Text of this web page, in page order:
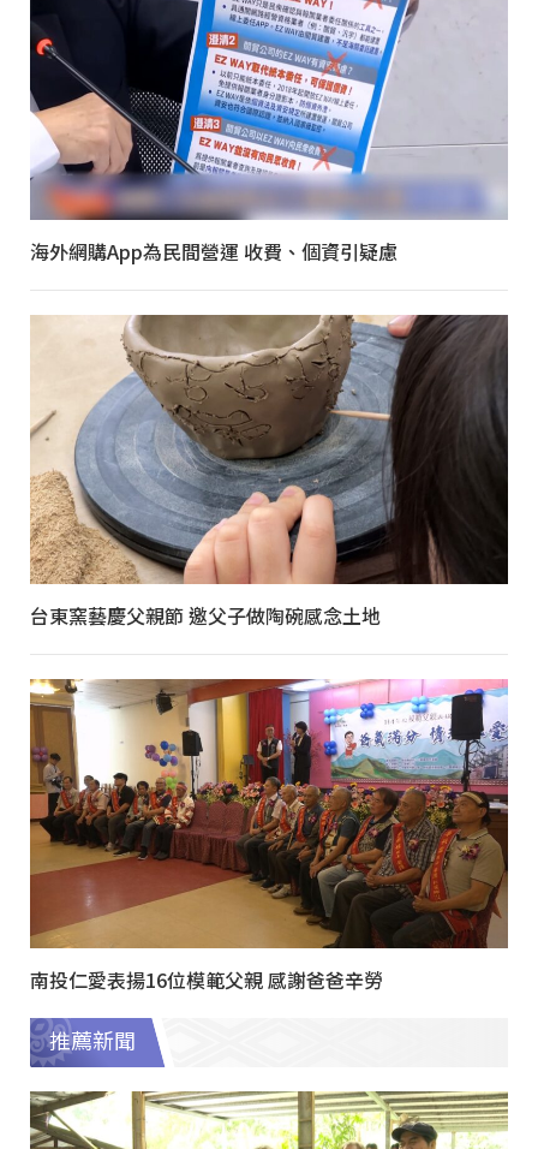
海外網購App為民間營運 收費、個資引疑慮
台東窯藝慶父親節 邀父子做陶碗感念土地
南投仁愛表揚16位模範父親 感謝爸爸辛勞
推薦新聞